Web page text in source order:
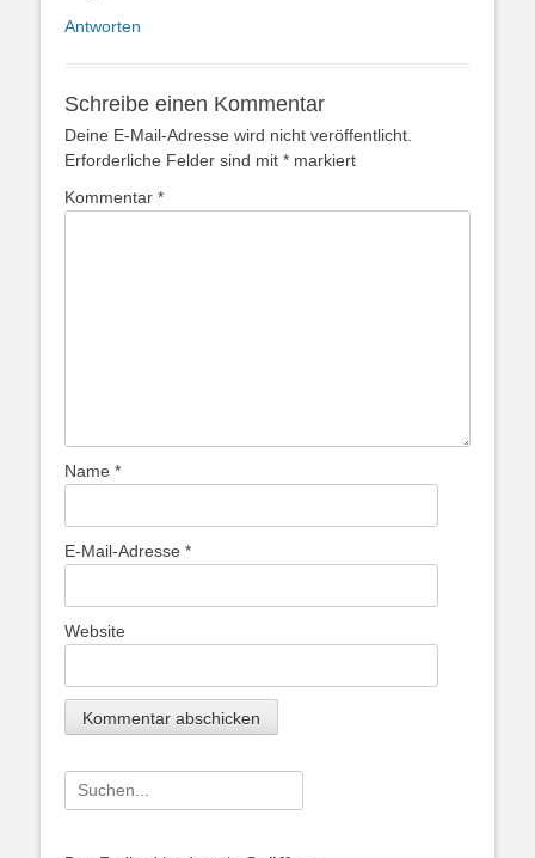
Antworten
Schreibe einen Kommentar
Deine E-Mail-Adresse wird nicht veröffentlicht.
Erforderliche Felder sind mit * markiert
Kommentar *
Name *
E-Mail-Adresse *
Website
Suche
nach: